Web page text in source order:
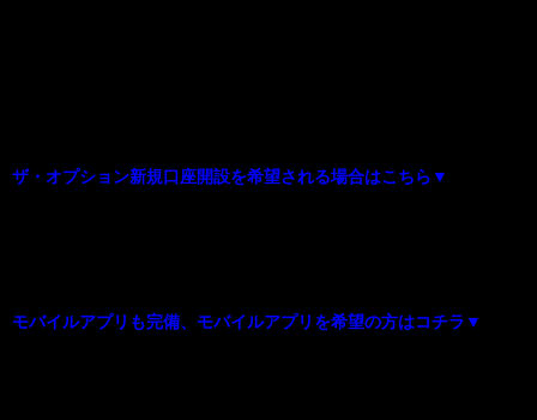
ザ・オプション新規口座開設を希望される場合はこちら▼
モバイルアプリも完備、モバイルアプリを希望の方はコチラ▼